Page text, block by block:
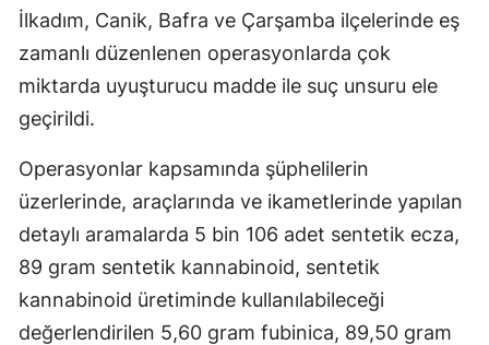
İlkadım, Canik, Bafra ve Çarşamba ilçelerinde eş
zamanlı düzenlenen operasyonlarda çok
miktarda uyuşturucu madde ile suç unsuru ele
geçirildi.
Operasyonlar kapsamında şüphelilerin
üzerlerinde, araçlarında ve ikametlerinde yapılan
detaylı aramalarda 5 bin 106 adet sentetik ecza,
89 gram sentetik kannabinoid, sentetik
kannabinoid üretiminde kullanılabileceği
değerlendirilen 5,60 gram fubinica, 89,50 gram